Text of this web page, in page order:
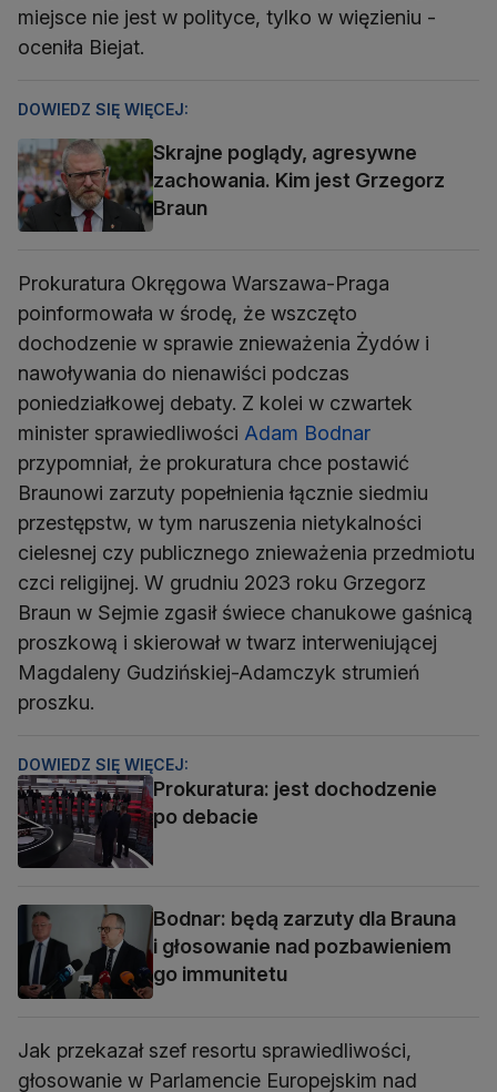
miejsce nie jest w polityce, tylko w więzieniu -
oceniła Biejat.
DOWIEDZ SIĘ WIĘCEJ:
Skrajne poglądy, agresywne
zachowania. Kim jest Grzegorz
Braun
Prokuratura Okręgowa Warszawa-Praga
poinformowała w środę, że wszczęto
dochodzenie w sprawie znieważenia Żydów i
nawoływania do nienawiści podczas
poniedziałkowej debaty. Z kolei w czwartek
minister sprawiedliwości Adam Bodnar
przypomniał, że prokuratura chce postawić
Braunowi zarzuty popełnienia łącznie siedmiu
przestępstw, w tym naruszenia nietykalności
cielesnej czy publicznego znieważenia przedmiotu
czci religijnej. W grudniu 2023 roku Grzegorz
Braun w Sejmie zgasił świece chanukowe gaśnicą
proszkową i skierował w twarz interweniującej
Magdaleny Gudzińskiej-Adamczyk strumień
proszku.
DOWIEDZ SIĘ WIĘCEJ:
Prokuratura: jest dochodzenie
po debacie
Bodnar: będą zarzuty dla Brauna
i głosowanie nad pozbawieniem
go immunitetu
Jak przekazał szef resortu sprawiedliwości,
głosowanie w Parlamencie Europejskim nad